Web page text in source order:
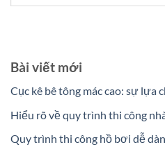
Bài viết mới
Cục kê bê tông mác cao: sự lựa
Hiểu rõ về quy trình thi công
Quy trình thi công hồ bơi dễ